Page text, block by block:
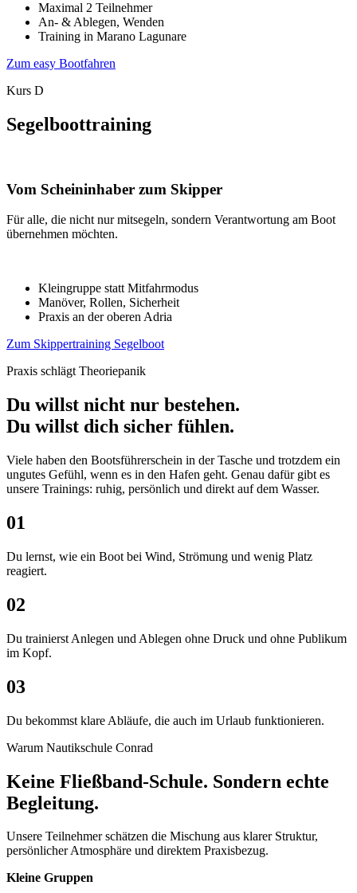
Maximal 2 Teilnehmer
An- & Ablegen, Wenden
Training in Marano Lagunare
Zum easy Bootfahren
Kurs D
Segelboottraining
Vom Scheininhaber zum Skipper
Für alle, die nicht nur mitsegeln, sondern Verantwortung am Boot
übernehmen möchten.
Kleingruppe statt Mitfahrmodus
Manöver, Rollen, Sicherheit
Praxis an der oberen Adria
Zum Skippertraining Segelboot
Praxis schlägt Theoriepanik
Du willst nicht nur bestehen.
Du willst dich sicher fühlen.
Viele haben den Bootsführerschein in der Tasche und trotzdem ein
ungutes Gefühl, wenn es in den Hafen geht. Genau dafür gibt es
unsere Trainings: ruhig, persönlich und direkt auf dem Wasser.
01
Du lernst, wie ein Boot bei Wind, Strömung und wenig Platz
reagiert.
02
Du trainierst Anlegen und Ablegen ohne Druck und ohne Publikum
im Kopf.
03
Du bekommst klare Abläufe, die auch im Urlaub funktionieren.
Warum Nautikschule Conrad
Keine Fließband-Schule. Sondern echte
Begleitung.
Unsere Teilnehmer schätzen die Mischung aus klarer Struktur,
persönlicher Atmosphäre und direktem Praxisbezug.
Kleine Gruppen